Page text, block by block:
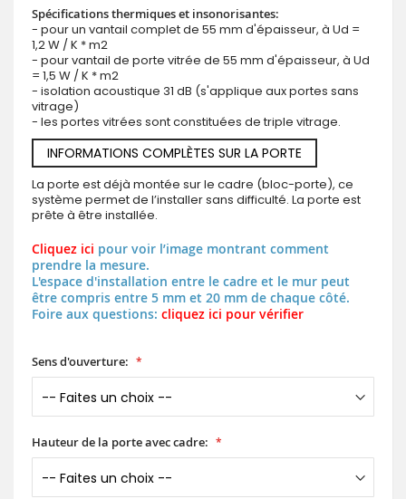
Spécifications thermiques et insonorisantes:
- pour un vantail complet de 55 mm d'épaisseur, à Ud =
1,2 W / K * m2
- pour vantail de porte vitrée de 55 mm d'épaisseur, à Ud
= 1,5 W / K * m2
- isolation acoustique 31 dB (s'applique aux portes sans
vitrage)
- les portes vitrées sont constituées de triple vitrage.
INFORMATIONS COMPLÈTES SUR LA PORTE
La porte est déjà montée sur le cadre (bloc-porte), ce
système permet de l’installer sans difficulté. La porte est
prête à être installée.
Cliquez ici pour voir l’image montrant comment
prendre la mesure.
L'espace d'installation entre le cadre et le mur peut
être compris entre 5 mm et 20 mm de chaque côté.
Foire aux questions: cliquez ici pour vérifier
Sens d'ouverture:
Hauteur de la porte avec cadre: